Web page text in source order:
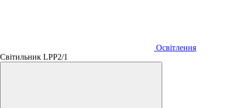
Освітлення
Світильник LPР2/1